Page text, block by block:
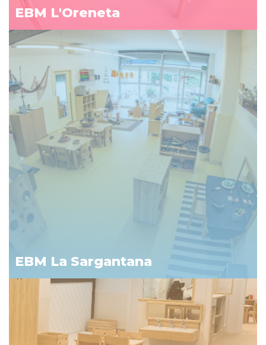
EBM L'Oreneta
EBM La Sargantana